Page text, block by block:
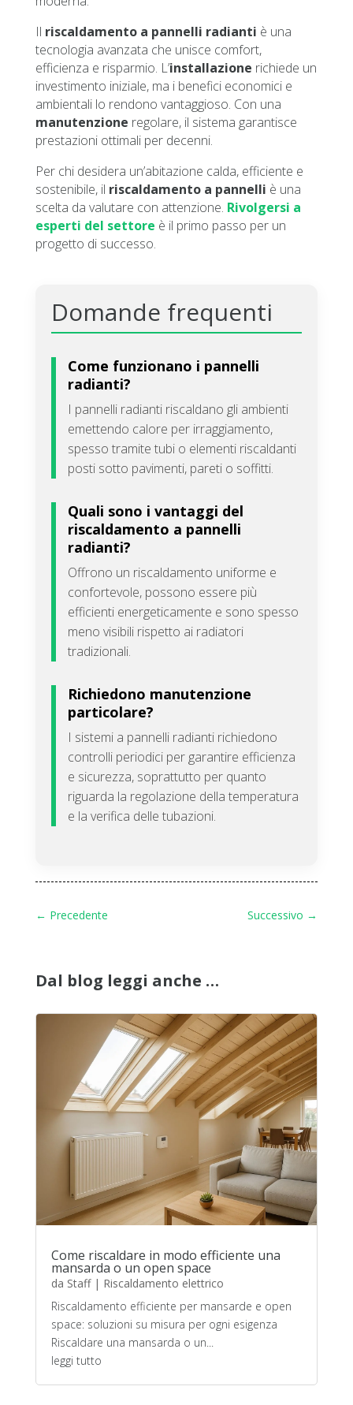
Il riscaldamento a pannelli radianti è una
tecnologia avanzata che unisce comfort,
efficienza e risparmio. L’installazione richiede un
investimento iniziale, ma i benefici economici e
ambientali lo rendono vantaggioso. Con una
manutenzione regolare, il sistema garantisce
prestazioni ottimali per decenni.
Per chi desidera un’abitazione calda, efficiente e
sostenibile, il riscaldamento a pannelli è una
scelta da valutare con attenzione. Rivolgersi a
esperti del settore è il primo passo per un
progetto di successo.
Domande frequenti
Come funzionano i pannelli
radianti?
I pannelli radianti riscaldano gli ambienti
emettendo calore per irraggiamento,
spesso tramite tubi o elementi riscaldanti
posti sotto pavimenti, pareti o soffitti.
Quali sono i vantaggi del
riscaldamento a pannelli
radianti?
Offrono un riscaldamento uniforme e
confortevole, possono essere più
efficienti energeticamente e sono spesso
meno visibili rispetto ai radiatori
tradizionali.
Richiedono manutenzione
particolare?
I sistemi a pannelli radianti richiedono
controlli periodici per garantire efficienza
e sicurezza, soprattutto per quanto
riguarda la regolazione della temperatura
e la verifica delle tubazioni.
← Precedente Successivo →
Dal blog leggi anche …
Come riscaldare in modo efficiente una
mansarda o un open space
da Staff| Riscaldamento elettrico
Riscaldamento efficiente per mansarde e open
space: soluzioni su misura per ogni esigenza
Riscaldare una mansarda o un...
leggi tutto